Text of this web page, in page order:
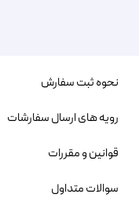
نحوه ثبت سفارش
رویه های ارسال سفارشات
قوانین و مقررات
سوالات متداول